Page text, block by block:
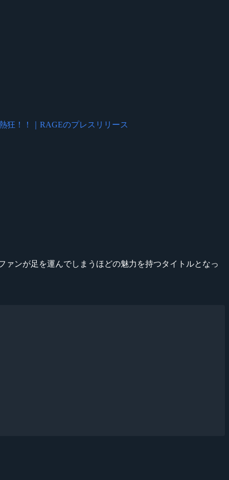
狂！！｜RAGEのプレスリリース
ンが足を運んでしまうほどの魅力を持つタイトルとなっ